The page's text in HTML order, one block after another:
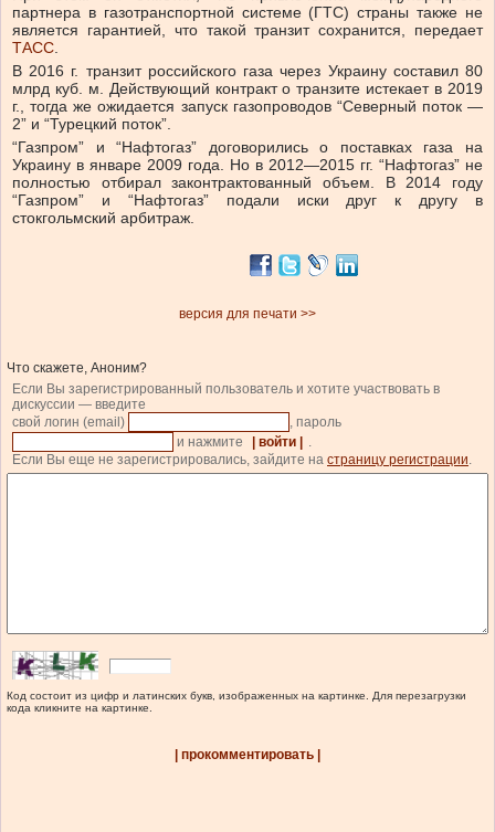
партнера в газотранспортной системе (ГТС) страны также не
является гарантией, что такой транзит сохранится, передает
ТАСС.
В 2016 г. транзит российского газа через Украину составил 80
млрд куб. м. Действующий контракт о транзите истекает в 2019
г., тогда же ожидается запуск газопроводов “Северный поток —
2” и “Турецкий поток”.
“Газпром” и “Нафтогаз” договорились о поставках газа на
Украину в январе 2009 года. Но в 2012—2015 гг. “Нафтогаз” не
полностью отбирал законтрактованный объем. В 2014 году
“Газпром” и “Нафтогаз” подали иски друг к другу в
стокгольмский арбитраж.
версия для печати >>
Что скажете, Аноним?
Если Вы зарегистрированный пользователь и хотите участвовать в
дискуссии — введите
свой логин (email)
, пароль
и нажмите
| войти |
.
Если Вы еще не зарегистрировались, зайдите на страницу регистрации.
Код состоит из цифр и латинских букв, изображенных на картинке. Для перезагрузки
кода кликните на картинке.
| прокомментировать |